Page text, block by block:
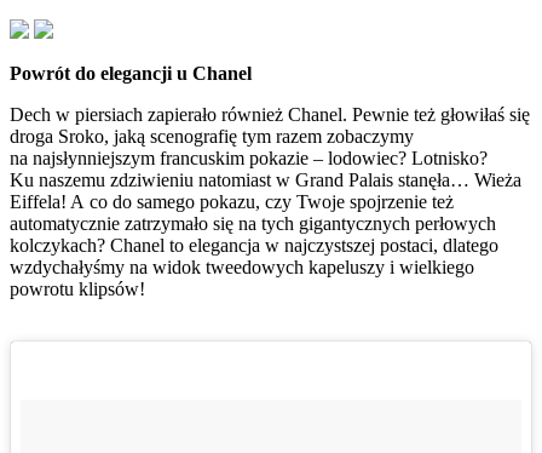
Powrót do elegancji u Chanel
Dech w piersiach zapierało również Chanel. Pewnie też głowiłaś się
droga Sroko, jaką scenografię tym razem zobaczymy
na najsłynniejszym francuskim pokazie – lodowiec? Lotnisko?
Ku naszemu zdziwieniu natomiast w Grand Palais stanęła… Wieża
Eiffela! A co do samego pokazu, czy Twoje spojrzenie też
automatycznie zatrzymało się na tych gigantycznych perłowych
kolczykach? Chanel to elegancja w najczystszej postaci, dlatego
wzdychałyśmy na widok tweedowych kapeluszy i wielkiego
powrotu klipsów!